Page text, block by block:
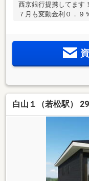
西京銀行提携してます！
７月も変動金利０．９
白山１（若松駅）